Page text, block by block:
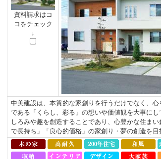
資料請求はコ
コをチェック
↓
中美建設は、本質的な家創りを行うだけでなく、
である「くらし、彩る」の想いや価値観を大事に
しろみや趣を創造することであり、心豊かな住ま
で長持ち」「良心的価格」の家創り・夢の創造を